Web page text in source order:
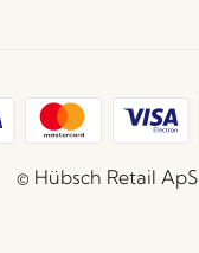
© Hübsch Retail ApS